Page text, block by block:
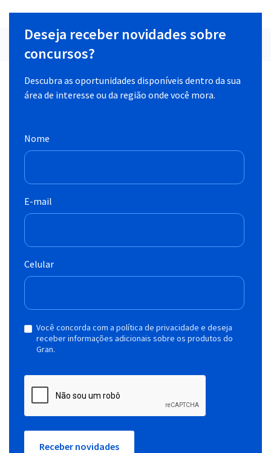
Deseja receber novidades sobre
concursos?
Descubra as oportunidades disponíveis dentro da sua
área de interesse ou da região onde você mora.
Nome
E-mail
Celular
Você concorda com a política de privacidade e deseja
receber informações adicionais sobre os produtos do
Gran.
Receber novidades